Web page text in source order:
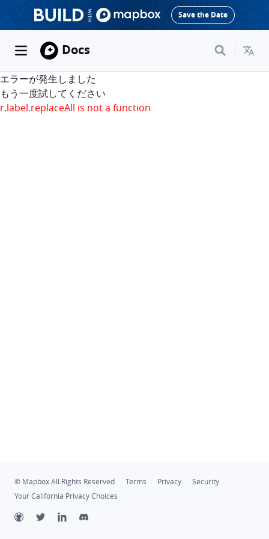
Save the Date
Docs
エラーが発生しました
もう一度試してください
r.label.replaceAll is not a function
© Mapbox All Rights Reserved Terms Privacy
Security
Your California Privacy Choices